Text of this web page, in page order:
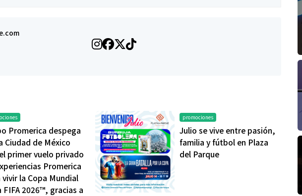
Promerica despega
Ciudad de México
primer vuelo privado
Promerica
vivir la Copa Mundial
FIFA 2026™, gracias a
promociones
Julio se vive entre pasión,
familia y fútbol en Plaza
del Parque